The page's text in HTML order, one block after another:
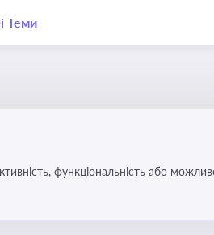
Теми
функціональність або